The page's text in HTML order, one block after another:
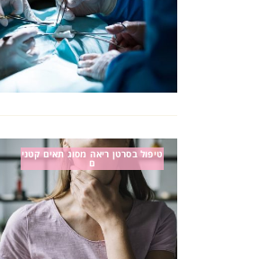
טיפול בסרטן ריאה מסוג תאים קטני
ם